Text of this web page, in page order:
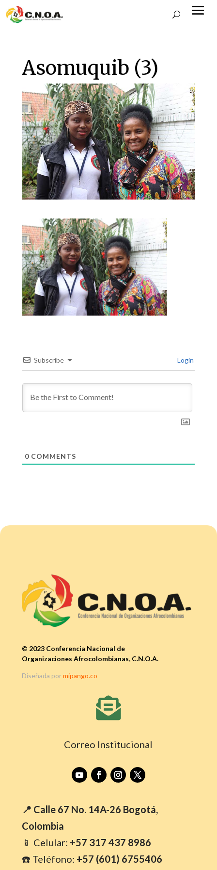
Asomuquib (3)
Subscribe Login
0COMMENTS
© 2023 Conferencia Nacional de
Organizaciones Afrocolombianas, C.N.O.A.
Diseñada pormipango.co

Correo Institucional
📍 Calle 67 No. 14A-26 Bogotá,
Colombia
📱 Celular: +57 317 437 8986
☎️ Teléfono: +57 (601) 6755406